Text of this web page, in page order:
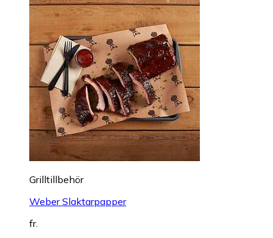
Grilltillbehör
Weber Slaktarpapper
fr.